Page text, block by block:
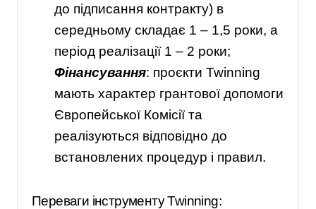
до підписання контракту) в
середньому складає 1 – 1,5 роки, а
період реалізації 1 – 2 роки;
Фінансування: проєкти Twinning
мають характер грантової допомоги
Європейської Комісії та
реалізуються відповідно до
встановлених процедур і правил.
Переваги інструменту Twinning: